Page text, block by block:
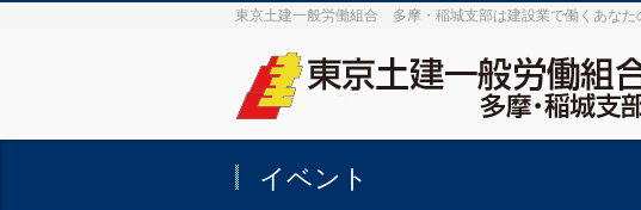
東京土建一般労働組合 多摩・稲城支部は建設業で働くあなた
イベント